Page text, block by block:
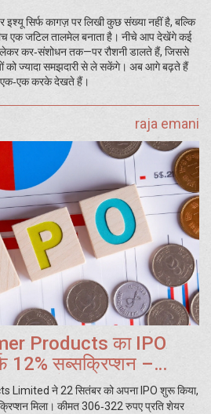
इश्यू सिर्फ कागज़ पर लिखी कुछ संख्या नहीं है, बल्कि
एक जटिल तालमेल बनाता है। नीचे आप देखेंगे कई
कर‑संशोधन तक—पर रौशनी डालते हैं, जिससे
को ज्यादा समझदारी से ले सकेंगे। अब आगे बढ़ते हैं
एक‑एक करके देखते हैं।
raja emani
Products का IPO
12% सब्सक्रिप्शन –
की प्रोफ़ाइल
Limited ने 22 सितंबर को अपना IPO शुरू किया,
मिला। कीमत 306‑322 रुपए प्रति शेयर